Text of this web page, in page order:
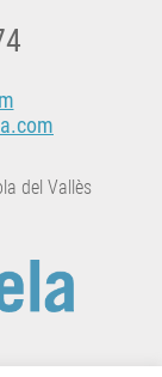
del Vallès